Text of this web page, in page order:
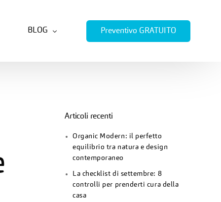
BLOG Preventivo GRATUITO
Articoli recenti
Organic Modern: il perfetto
equilibrio tra natura e design
contemporaneo
La checklist di settembre: 8
controlli per prenderti cura della
casa